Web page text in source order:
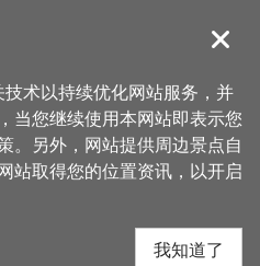
導覽
> 华川宴餐饮店
周边店家
关闭
术以持续优化网站服务，并
当您继续使用本网站即表示您
。另外，网站提供周边景点自
站取得您的位置资讯，以开启
我知道了